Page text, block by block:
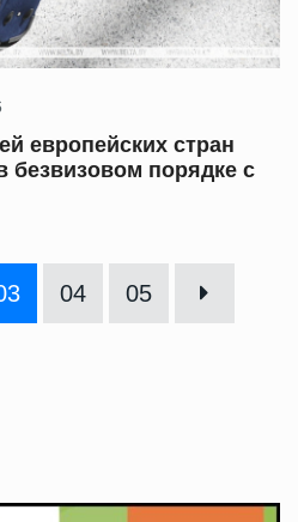
европейских стран
безвизовом порядке с
04 05